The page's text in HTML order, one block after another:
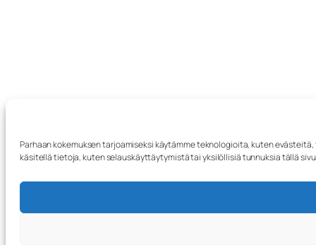
Parhaan kokemuksen tarjoamiseksi käytämme teknologioita, kuten
käsitellä tietoja, kuten selauskäyttäytymistä tai yksilöllisiä tunnuksia tällä